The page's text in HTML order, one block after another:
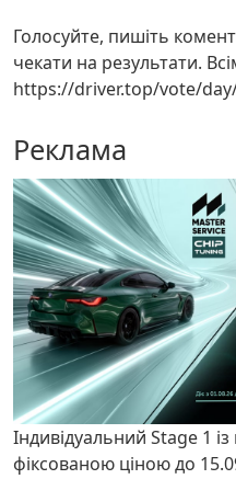
Голосуйте, пишіть
чекати на результати.
https://driver.top/vote/
Реклама
Індивідуальний Stage 1
фіксованою ціною до